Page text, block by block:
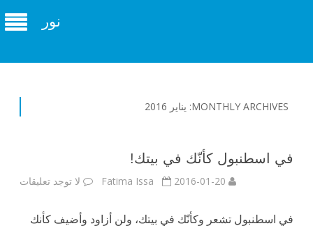
نور
MONTHLY ARCHIVES: يناير 2016
في اسطنبول كأنّك في بيتك!
Fatima Issa 2016-01-20 لا توجد تعليقات
في اسطنبول تشعر وكأنّك في بيتك، ولن أزاود وأضيف كأنك